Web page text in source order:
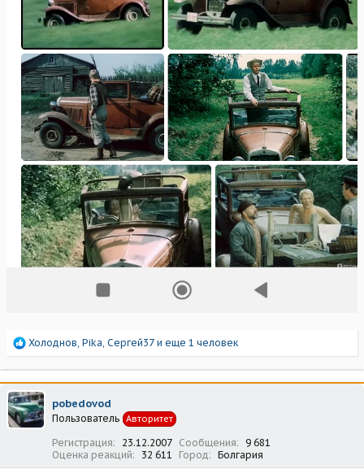
Р
а
к
ц
и
и
Холоднов Pika Сергей37 и еще 1 человек
pobedovod
Пользователь Авторитет
Регистрация 23.12.2007 Сообщения
9 681
Оценка реакций
32 611 Город Болгария